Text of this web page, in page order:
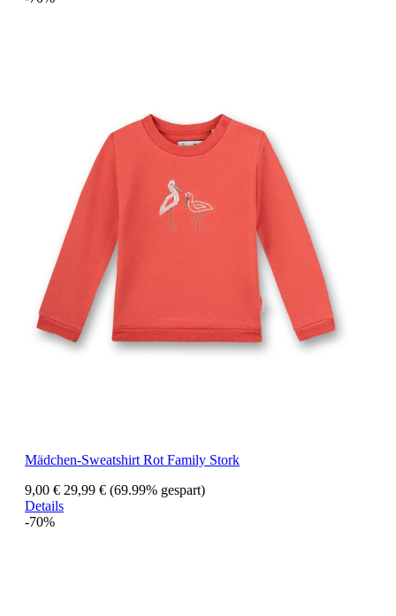
Mädchen-Sweatshirt Rot Family Stork
9,00 € 29,99 € (69.99% gespart)
Details
-70%